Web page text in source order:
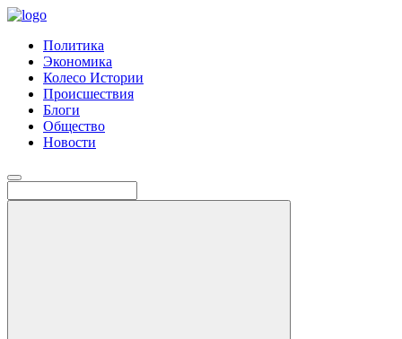
Политика
Экономика
Колесо Истории
Происшествия
Блоги
Общество
Новости